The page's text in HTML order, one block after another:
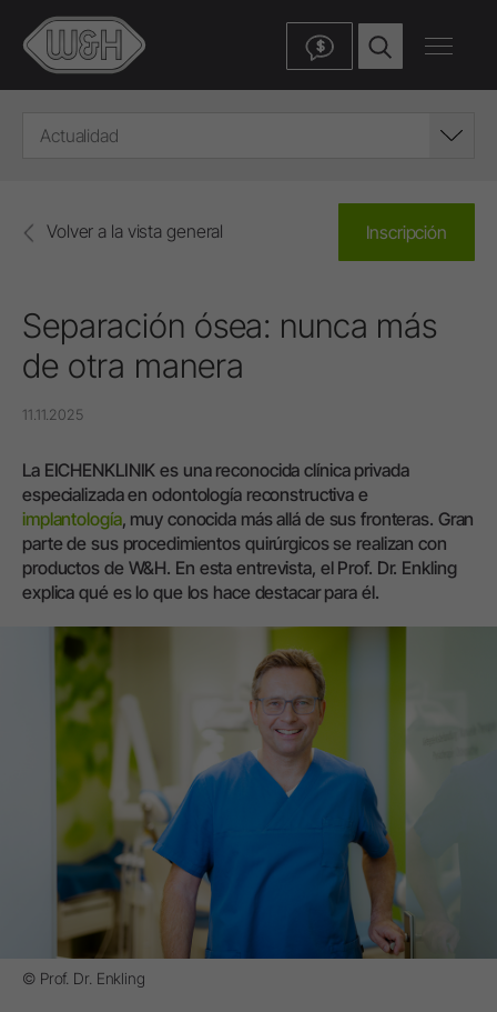
$
Actualidad
Volver a la vista general Inscripción
Separación ósea: nunca más
de otra manera
11.11.2025
La EICHENKLINIK es una reconocida clínica privada
especializada en odontología reconstructiva e
implantología, muy conocida más allá de sus fronteras. Gran
parte de sus procedimientos quirúrgicos se realizan con
productos de W&H. En esta entrevista, el Prof. Dr. Enkling
explica qué es lo que los hace destacar para él.
© Prof. Dr. Enkling